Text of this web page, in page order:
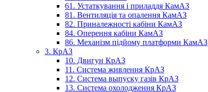
61. Устаткування і приладдя КамАЗ
81. Вентиляція та опалення КамАЗ
82. Приналежності кабіни КамАЗ
84. Оперення кабіни КамАЗ
86. Механізм підйому платформи КамАЗ
3. КрАЗ
10. Двигун КрАЗ
11. Система живлення КрАЗ
12. Система выпуску газів КрАЗ
13. Система охолодження КрАЗ